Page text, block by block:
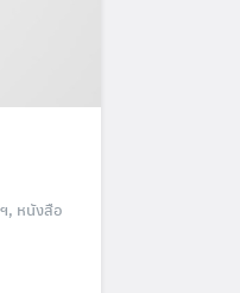
, หนังสือ